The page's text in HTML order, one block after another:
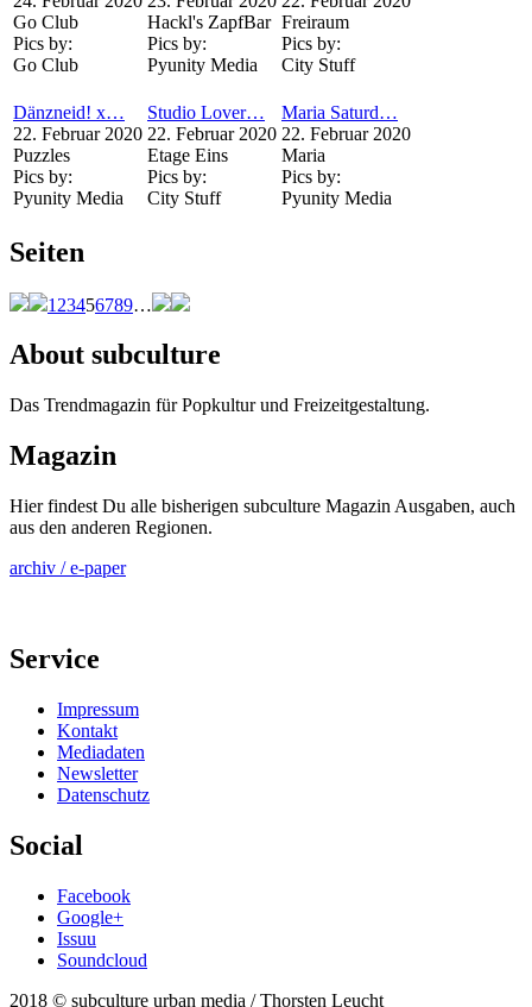
Go Club
Pics by:
Go Club
Hackl's ZapfBar
Pics by:
Pyunity Media
Freiraum
Pics by:
City Stuff
Dänzneid! x…
22. Februar 2020
Puzzles
Pics by:
Pyunity Media
Studio Lover…
22. Februar 2020
Etage Eins
Pics by:
City Stuff
Maria Saturd…
22. Februar 2020
Maria
Pics by:
Pyunity Media
Seiten
1 23456789…
About subculture
Das Trendmagazin für Popkultur und Freizeitgestaltung.
Magazin
Hier findest Du alle bisherigen subculture Magazin Ausgaben, auch
aus den anderen Regionen.
archiv / e-paper
Service
Impressum
Kontakt
Mediadaten
Newsletter
Datenschutz
Social
Facebook
Google+
Issuu
Soundcloud
2018 © subculture urban media / Thorsten Leucht